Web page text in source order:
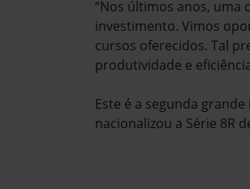
“Nos últimos anos, uma
investimento. Vimos
cursos oferecidos. Tal
produtividade e
Este é a segunda
nacionalizou a Série 8R